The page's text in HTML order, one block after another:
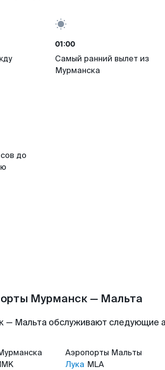
01:00
Самый ранний вылет из
Мурманска
до
Мурманск — Мальта
— Мальта обслуживают следующие
Аэропорты Мальты
Лука MLA